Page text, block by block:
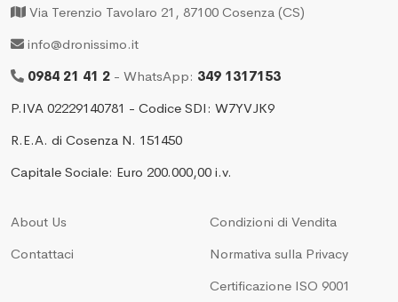
Via Terenzio Tavolaro 21, 87100 Cosenza (CS)
info@dronissimo.it
0984 21 41 2 - WhatsApp: 349 1317153
P.IVA 02229140781 - Codice SDI: W7YVJK9
R.E.A. di Cosenza N. 151450
Capitale Sociale: Euro 200.000,00 i.v.
About Us
Contattaci
Condizioni di Vendita
Normativa sulla Privacy
Certificazione ISO 9001